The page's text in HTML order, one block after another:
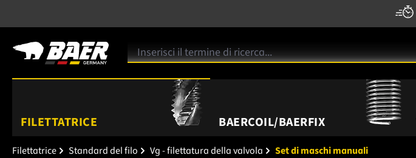
FILETTATRICE BAERCOIL/BAERFIX
Filettatrice Standard del filo Vg - filettatura della valvola Set di maschi manuali